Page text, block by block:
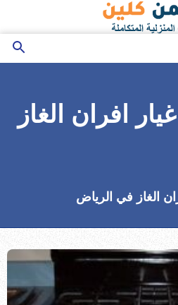
بحث
افران الغاز
الغاز في الرياض